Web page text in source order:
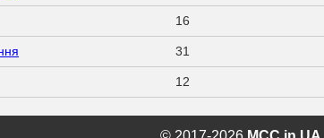
16
31
12